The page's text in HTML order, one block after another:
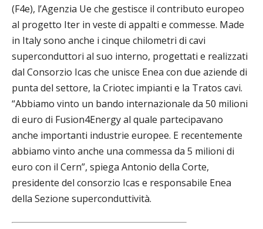
(F4e), l’Agenzia Ue che gestisce il contributo europeo
al progetto Iter in veste di appalti e commesse. Made
in Italy sono anche i cinque chilometri di cavi
superconduttori al suo interno, progettati e realizzati
dal Consorzio Icas che unisce Enea con due aziende di
punta del settore, la Criotec impianti e la Tratos cavi.
“Abbiamo vinto un bando internazionale da 50 milioni
di euro di Fusion4Energy al quale partecipavano
anche importanti industrie europee. E recentemente
abbiamo vinto anche una commessa da 5 milioni di
euro con il Cern”, spiega Antonio della Corte,
presidente del consorzio Icas e responsabile Enea
della Sezione superconduttività.